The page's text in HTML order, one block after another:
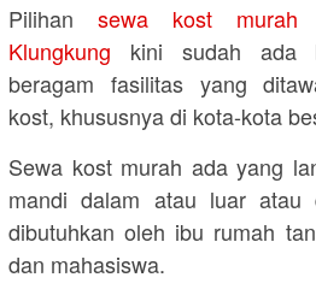
Pilihan sewa kost murah
Klungkung kini sudah ada
beragam fasilitas yang
kost, khususnya di kota-kota
Sewa kost murah ada yang
mandi dalam atau luar atau
dibutuhkan oleh ibu rumah
dan mahasiswa.